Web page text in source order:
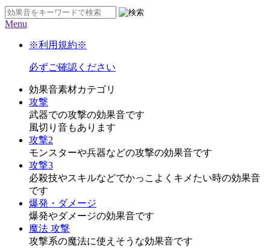
Menu
※利用規約※
必ずご確認ください
効果音素材カテゴリ
攻撃
武器での攻撃の効果音です
風切り音もあります
攻撃2
モンスターや兵器などの攻撃の効果音です
攻撃3
必殺技やスキルなどでかっこよくキメたい時の効果音
です
爆発・ダメージ
爆発やダメージの効果音です
魔法 攻撃
攻撃系の魔法に使えそうな効果音です